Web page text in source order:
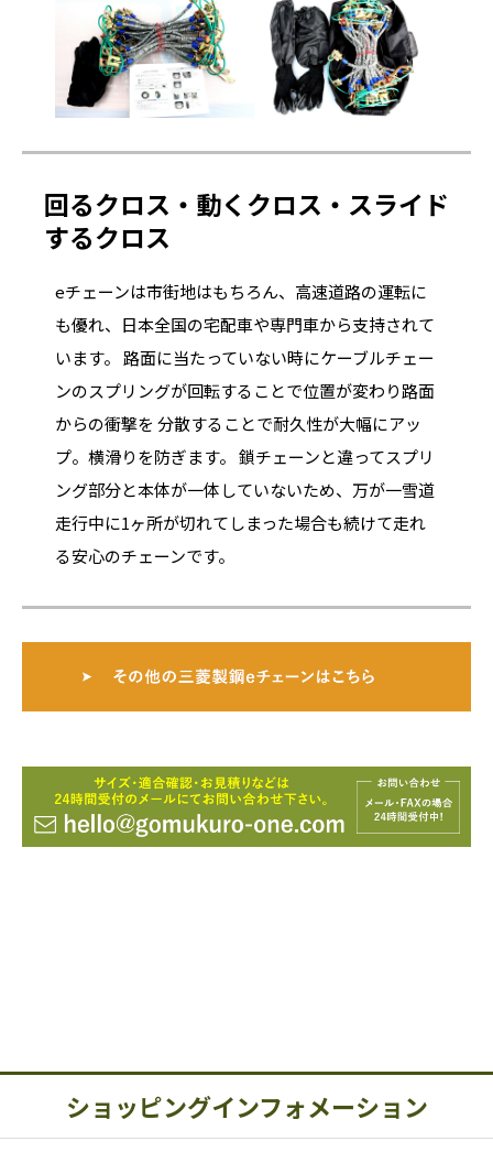
回るクロス・動くクロス・スライド
するクロス
eチェーンは市街地はもちろん、高速道路の運転に
も優れ、日本全国の宅配車や専門車から支持されて
います。 路面に当たっていない時にケーブルチェー
ンのスプリングが回転することで位置が変わり路面
からの衝撃を 分散することで耐久性が大幅にアッ
プ。横滑りを防ぎます。 鎖チェーンと違ってスプリ
ング部分と本体が一体していないため、万が一雪道
走行中に1ヶ所が切れてしまった場合も続けて走れ
る安心のチェーンです。
ショッピングインフォメーション